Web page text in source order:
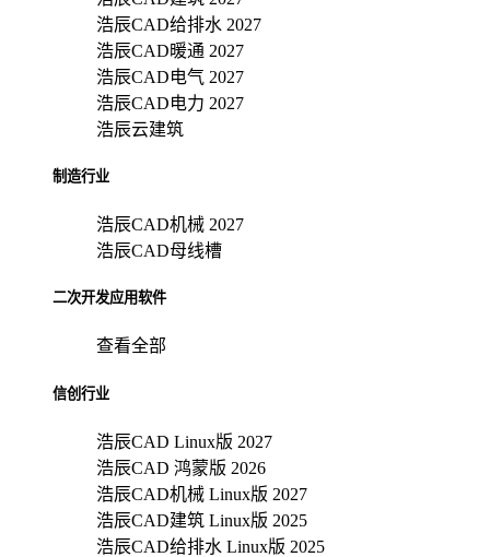
浩辰CAD给排水 2027
浩辰CAD暖通 2027
浩辰CAD电气 2027
浩辰CAD电力 2027
浩辰云建筑
制造行业
浩辰CAD机械 2027
浩辰CAD母线槽
二次开发应用软件
查看全部
信创行业
浩辰CAD Linux版 2027
浩辰CAD 鸿蒙版 2026
浩辰CAD机械 Linux版 2027
浩辰CAD建筑 Linux版 2025
浩辰CAD给排水 Linux版 2025